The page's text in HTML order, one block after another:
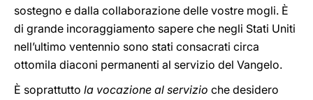
sostegno e dalla collaborazione delle vostre mogli. È
di grande incoraggiamento sapere che negli Stati Uniti
nell’ultimo ventennio sono stati consacrati circa
ottomila diaconi permanenti al servizio del Vangelo.
È soprattutto la vocazione al servizio che desidero